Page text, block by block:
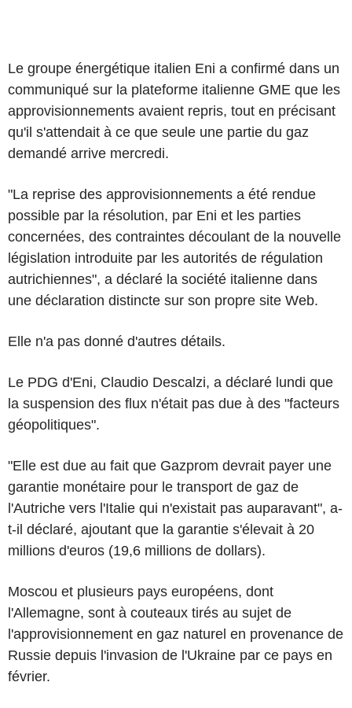
Le groupe énergétique italien Eni a confirmé dans un
communiqué sur la plateforme italienne GME que les
approvisionnements avaient repris, tout en précisant
qu'il s'attendait à ce que seule une partie du gaz
demandé arrive mercredi.
"La reprise des approvisionnements a été rendue
possible par la résolution, par Eni et les parties
concernées, des contraintes découlant de la nouvelle
législation introduite par les autorités de régulation
autrichiennes", a déclaré la société italienne dans
une déclaration distincte sur son propre site Web.
Elle n'a pas donné d'autres détails.
Le PDG d'Eni, Claudio Descalzi, a déclaré lundi que
la suspension des flux n'était pas due à des "facteurs
géopolitiques".
"Elle est due au fait que Gazprom devrait payer une
garantie monétaire pour le transport de gaz de
l'Autriche vers l'Italie qui n'existait pas auparavant", a-
t-il déclaré, ajoutant que la garantie s'élevait à 20
millions d'euros (19,6 millions de dollars).
Moscou et plusieurs pays européens, dont
l'Allemagne, sont à couteaux tirés au sujet de
l'approvisionnement en gaz naturel en provenance de
Russie depuis l'invasion de l'Ukraine par ce pays en
février.